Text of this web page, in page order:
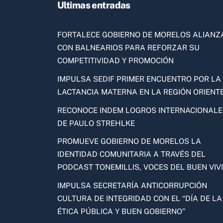
Ultimas entradas
FORTALECE GOBIERNO DE MORELOS
CON BALNEARIOS PARA REFORZAR SU
COMPETITIVIDAD Y PROMOCIÓN
IMPULSA SEDIF PRIMER ENCUENTRO POR LA
LACTANCIA MATERNA EN LA REGIÓN
RECONOCE INDEM LOGROS
DE PAULO STREHLKE
PROMUEVE GOBIERNO DE MORELOS LA
IDENTIDAD COMUNITARIA A TRAVÉS DEL
PODCAST TONEMILLIS, VOCES DEL BUEN
IMPULSA SECRETARÍA ANTICORRUPCIÓN
CULTURA DE INTEGRIDAD CON EL “DÍA DE LA
ÉTICA PÚBLICA Y BUEN GOBIERNO”